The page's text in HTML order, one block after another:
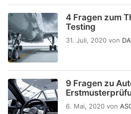
4 Fragen zum
Testing
31. Juli, 2020 von
9 Fragen zu
6. Mai, 2020 von